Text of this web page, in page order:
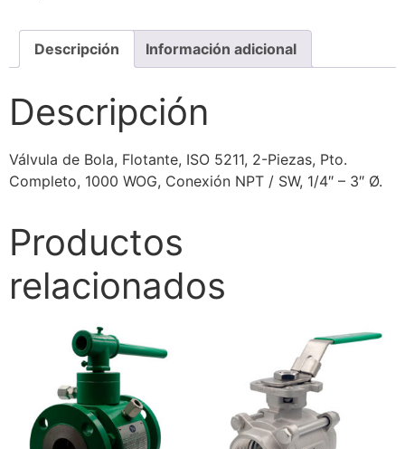
Descripción Información adicional
Descripción
Válvula de Bola, Flotante, ISO 5211, 2-Piezas, Pto.
Completo, 1000 WOG, Conexión NPT / SW, 1/4″ – 3″ Ø.
Productos
relacionados